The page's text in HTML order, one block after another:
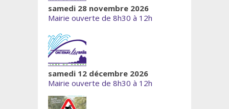
samedi 28 novembre 2026
Mairie ouverte de 8h30 à 12h
samedi 12 décembre 2026
Mairie ouverte de 8h30 à 12h